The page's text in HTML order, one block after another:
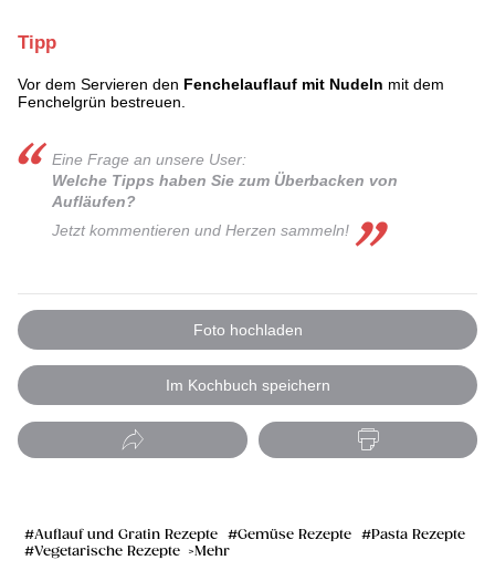
Tipp
Vor dem Servieren den Fenchelauflauf mit Nudeln mit dem
Fenchelgrün bestreuen.
Eine Frage an unsere User:
Welche Tipps haben Sie zum Überbacken von
Aufläufen?
Jetzt kommentieren und Herzen sammeln!
Foto hochladen
Im Kochbuch speichern
Auflauf und Gratin Rezepte Gemüse Rezepte
Pasta Rezepte
Vegetarische Rezepte
Mehr